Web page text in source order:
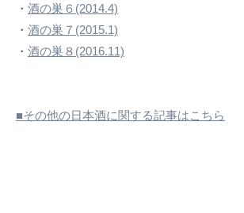
・ 酒の巣６(2014.4)
・ 酒の巣７(2015.1)
・ 酒の巣８(2016.11)
■その他の日本酒に関する記事はこちら